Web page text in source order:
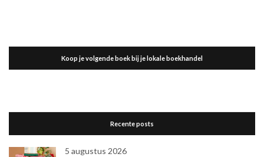
Koop je volgende boek bij je lokale boekhandel
Recente posts
5 augustus 2026